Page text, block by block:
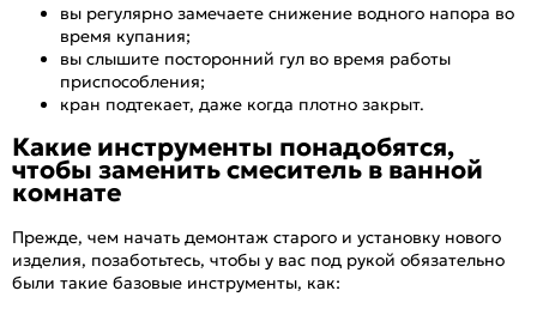
вы регулярно замечаете снижение водного напора во
время купания;
вы слышите посторонний гул во время работы
приспособления;
кран подтекает, даже когда плотно закрыт.
Какие инструменты понадобятся,
чтобы заменить смеситель в ванной
комнате
Прежде, чем начать демонтаж старого и установку нового
изделия, позаботьтесь, чтобы у вас под рукой обязательно
были такие базовые инструменты, как: